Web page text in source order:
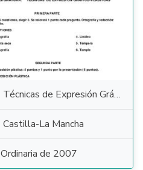
Técnicas de Expresión Gráfico Plástica
Castilla-La Mancha
Ordinaria de 2007